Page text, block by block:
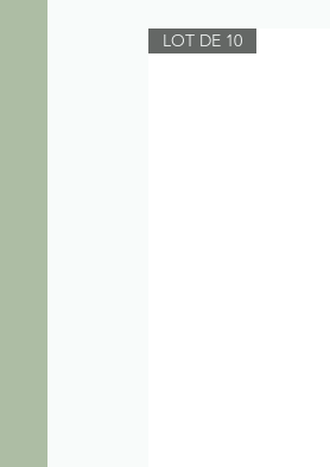
LOT DE 10